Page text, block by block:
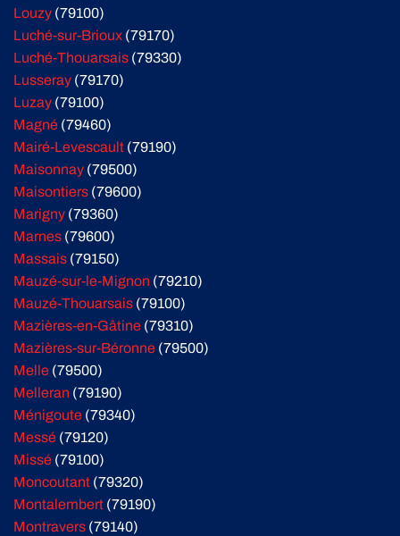
Louzy (79100)
Luché-sur-Brioux (79170)
Luché-Thouarsais (79330)
Lusseray (79170)
Luzay (79100)
Magné (79460)
Mairé-Levescault (79190)
Maisonnay (79500)
Maisontiers (79600)
Marigny (79360)
Marnes (79600)
Massais (79150)
Mauzé-sur-le-Mignon (79210)
Mauzé-Thouarsais (79100)
Mazières-en-Gâtine (79310)
Mazières-sur-Béronne (79500)
Melle (79500)
Melleran (79190)
Ménigoute (79340)
Messé (79120)
Missé (79100)
Moncoutant (79320)
Montalembert (79190)
Montravers (79140)